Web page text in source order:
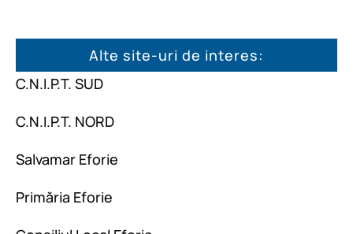
Alte site-uri de interes:
C.N.I.P.T. SUD
C.N.I.P.T. NORD
Salvamar Eforie
Primăria Eforie